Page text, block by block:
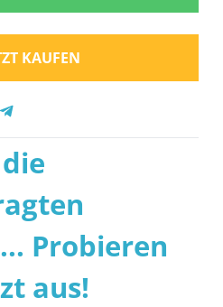
KAUFEN
Probieren
aus!